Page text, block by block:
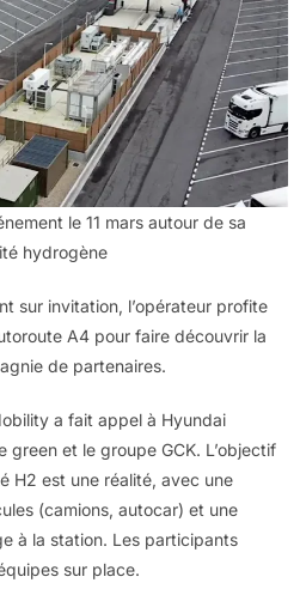
le 11 mars autour de sa
hydrogène
sur invitation, l’opérateur profite
A4 pour faire découvrir la
de partenaires.
a fait appel à Hyundai
green et le groupe GCK. L’objectif
H2 est une réalité, avec une
(camions, autocar) et une
à la station. Les participants
sur place.